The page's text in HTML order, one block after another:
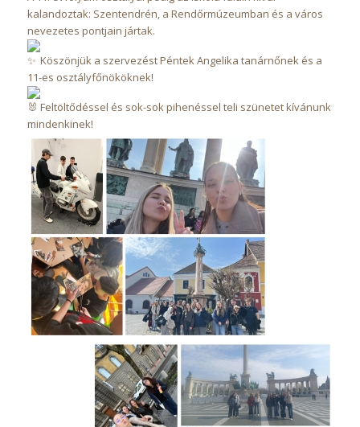
kalandoztak: Szentendrén, a Rendőrmúzeumban és a város
nevezetes pontjain jártak.
Köszönjük a szervezést Péntek Angelika tanárnőnek és a
11-es osztályfőnököknek!
Feltöltődéssel és sok-sok pihenéssel teli szünetet kívánunk
mindenkinek!